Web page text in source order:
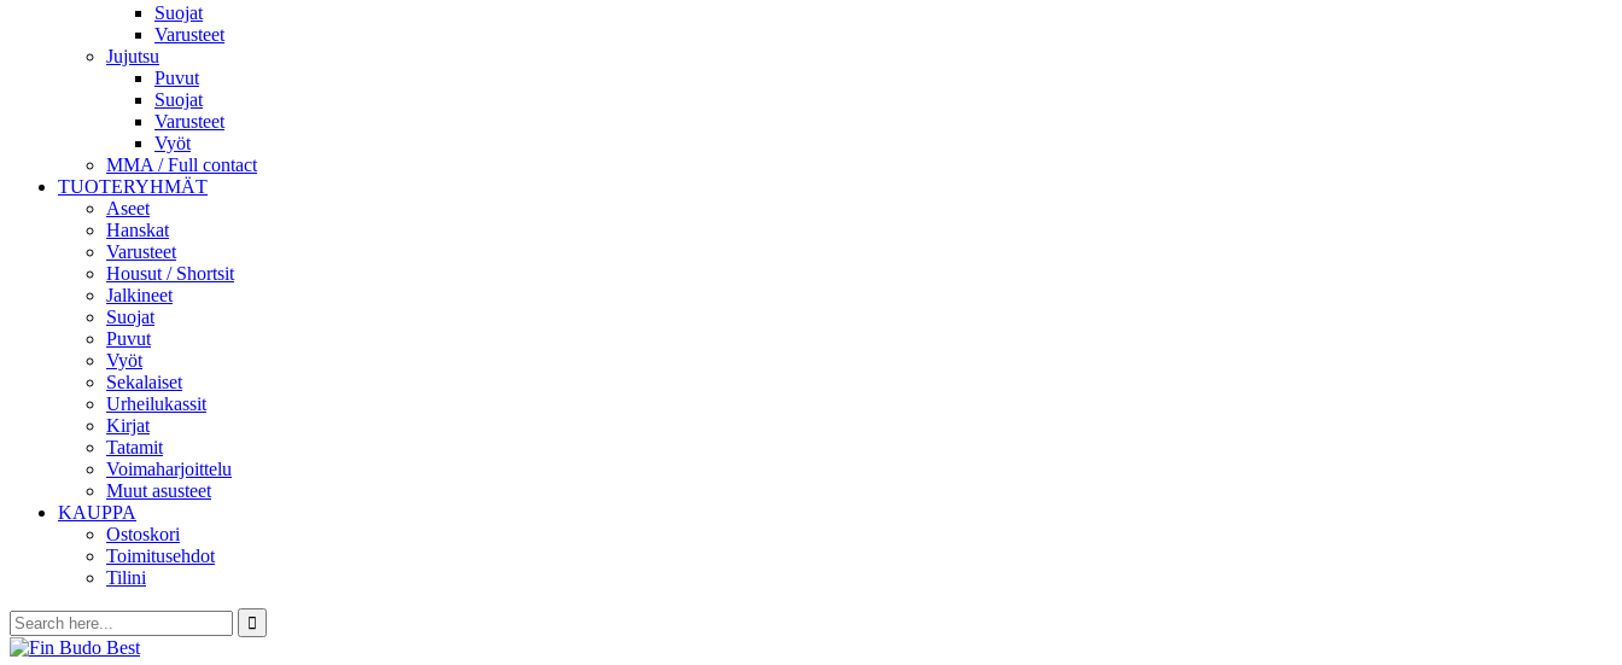
Suojat
Varusteet
Jujutsu
Puvut
Suojat
Varusteet
Vyöt
MMA / Full contact
TUOTERYHMÄT
Aseet
Hanskat
Varusteet
Housut / Shortsit
Jalkineet
Suojat
Puvut
Vyöt
Sekalaiset
Urheilukassit
Kirjat
Tatamit
Voimaharjoittelu
Muut asusteet
KAUPPA
Ostoskori
Toimitusehdot
Tilini